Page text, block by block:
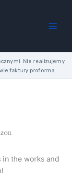
Nie realizujemy
faktury proforma.
in the works and